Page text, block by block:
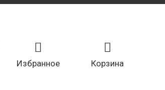
Корзина
Избранное